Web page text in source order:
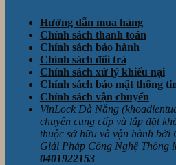
Hướng dẫn mua hàng
Chính sách thanh toán
Chính sách bảo hành
Chính sách đổi trả
Chính sách xử lý khiếu nại
Chính sách bảo mật thông
Chính sách vận chuyển
VinLock Đà Nẵng
chuyên cung cấp và lắp đặt
thuộc sở hữu và vận hành
Giải Pháp Công Nghệ Thông
0401922153